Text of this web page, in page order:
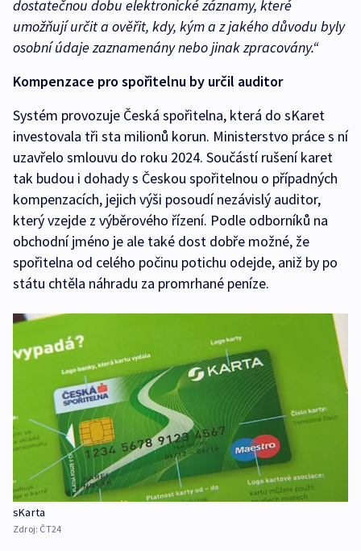
dostatečnou dobu elektronické záznamy, které
umožňují určit a ověřit, kdy, kým a z jakého důvodu byly
osobní údaje zaznamenány nebo jinak zpracovány.“
Kompenzace pro spořitelnu by určil auditor
Systém provozuje Česká spořitelna, která do sKaret
investovala tři sta milionů korun. Ministerstvo práce s ní
uzavřelo smlouvu do roku 2024. Součástí rušení karet
tak budou i dohady s Českou spořitelnou o případných
kompenzacích, jejich výši posoudí nezávislý auditor,
který vzejde z výběrového řízení. Podle odborníků na
obchodní jméno je ale také dost dobře možné, že
spořitelna od celého počinu potichu odejde, aniž by po
státu chtěla náhradu za promrhané peníze.
sKarta
Zdroj: ČT24